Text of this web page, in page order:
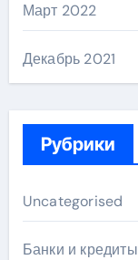
Март 2022
Декабрь 2021
Рубрики
Uncategorised
Банки и кредиты